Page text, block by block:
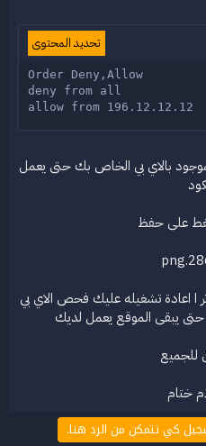
تحديد المحتوى
Order Deny,Allow
deny from all
allow from 196.12.12.12
بالاي بي الخاص بك حتى يعمل
على حفظ
ا اعادة تشغيله عليك فحص الاي بي
حتى يبقى الموقع يعمل لديك
للجميع
ختام​
كي تتمكن من الرد هنا.